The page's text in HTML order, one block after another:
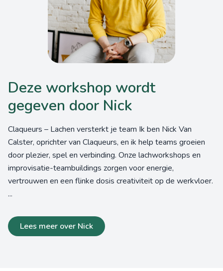
Deze workshop wordt
gegeven door Nick
Claqueurs – Lachen versterkt je team Ik ben Nick Van
Calster, oprichter van Claqueurs, en ik help teams groeien
door plezier, spel en verbinding. Onze lachworkshops en
improvisatie-teambuildings zorgen voor energie,
vertrouwen en een flinke dosis creativiteit op de werkvloer.
...
Lees meer over Nick